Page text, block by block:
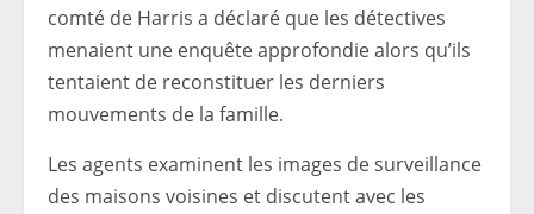
comté de Harris a déclaré que les détectives
menaient une enquête approfondie alors qu’ils
tentaient de reconstituer les derniers
mouvements de la famille.
Les agents examinent les images de surveillance
des maisons voisines et discutent avec les